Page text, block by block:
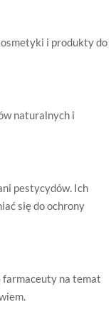
i produkty do
naturalnych i
pestycydów. Ich
się do ochrony
farmaceuty na temat